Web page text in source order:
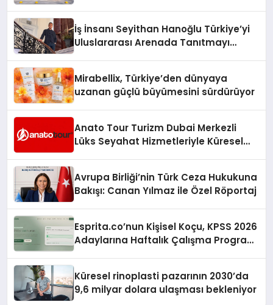
İş İnsanı Seyithan Hanoğlu Türkiye’yi
Uluslararası Arenada Tanıtmayı
Mirabellix, Türkiye’den dünyaya
uzanan güçlü büyümesini sürdürüyor
Anato Tour Turizm Dubai Merkezli
Lüks Seyahat Hizmetleriyle Küresel
Avrupa Birliği’nin Türk Ceza Hukukuna
Bakışı: Canan Yılmaz ile Özel Röportaj
Esprita.co’nun Kişisel Koçu, KPSS 2026
Adaylarına Haftalık Çalışma Programı
Küresel rinoplasti pazarının 2030’da
9,6 milyar dolara ulaşması bekleniyor